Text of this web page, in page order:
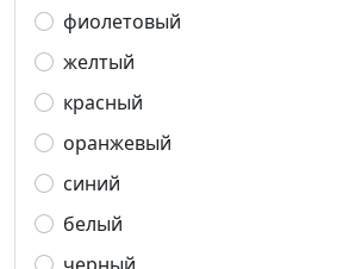
фиолетовый
желтый
красный
оранжевый
синий
белый